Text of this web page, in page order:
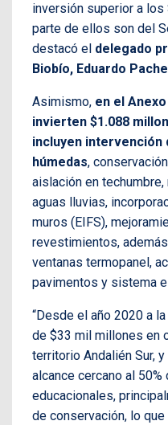
inversión superior a
parte de ellos son del
destacó el delegado
Biobío, Eduardo
Asimismo, en el
invierten $1.088
incluyen intervención
húmedas,
aislación en
aguas lluvias,
muros (EIFS),
revestimientos,
ventanas termopanel,
pavimentos y sistema
“Desde el año 2020 a
de $33 mil millones en
territorio Andalién Sur,
alcance cercano al
educacionales,
de conservación, lo